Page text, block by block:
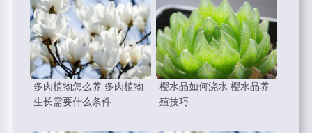
多肉植物怎么养 多肉植物
生长需要什么条件
樱水晶如何浇水 樱水晶养
殖技巧